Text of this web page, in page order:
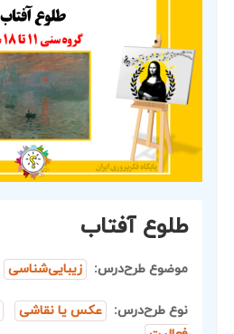
طلوع آفتاب
موضوع طرح‌درس: زیبایی‌شناسی
نوع طرح‌درس: عکس یا نقاشی